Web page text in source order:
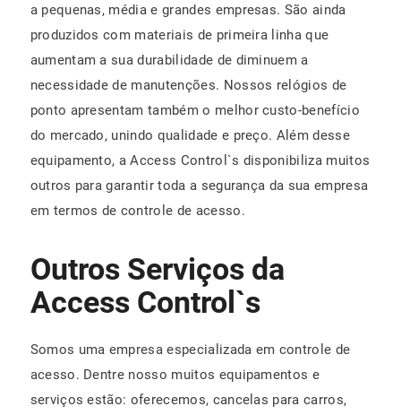
a pequenas, média e grandes empresas. São ainda
produzidos com materiais de primeira linha que
aumentam a sua durabilidade de diminuem a
necessidade de manutenções. Nossos relógios de
ponto apresentam também o melhor custo-benefício
do mercado, unindo qualidade e preço. Além desse
equipamento, a Access Control`s disponibiliza muitos
outros para garantir toda a segurança da sua empresa
em termos de controle de acesso.
Outros Serviços da
Access Control`s
Somos uma empresa especializada em controle de
acesso. Dentre nosso muitos equipamentos e
serviços estão: oferecemos, cancelas para carros,